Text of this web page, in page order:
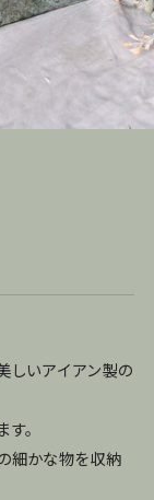
しいアイアン製の
。
細かな物を収納